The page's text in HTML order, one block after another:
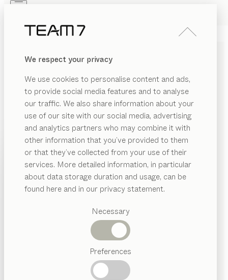
We respect your privacy
We use cookies to personalise content and ads,
to provide social media features and to analyse
our traffic. We also share information about your
use of our site with our social media, advertising
and analytics partners who may combine it with
other information that you’ve provided to them
or that they’ve collected from your use of their
services. More detailed information, in particular
about data storage duration and usage, can be
found here and in our privacy statement.
Necessary
Preferences
PRODUKTE
INSPIRATION
HÄNDLER
Vorgeschlagene
Kategorien
PRODUKTE
INSPIRATION
ÜBER UNS
mylonBETT
von Jacob Strobel
Die im Material abgesetzten Bettseiten verleihen dem
mylon Bett seine verführerisch schlanke Anmutung.
Konsequente Geradlinigkeit, gepaart mit präzisen
Rundungen, führt den klassischen Bettentypus in die
unmittelbare Gegenwart.
HÄNDLER FINDEN
Wenn nicht anders angeführt, werden alle
Holzoberflächen mit reinem Naturöl veredelt.